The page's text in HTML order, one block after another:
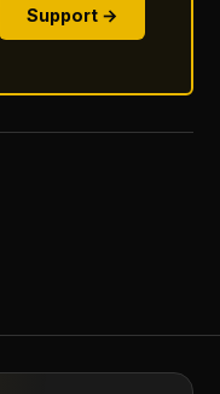
Support →